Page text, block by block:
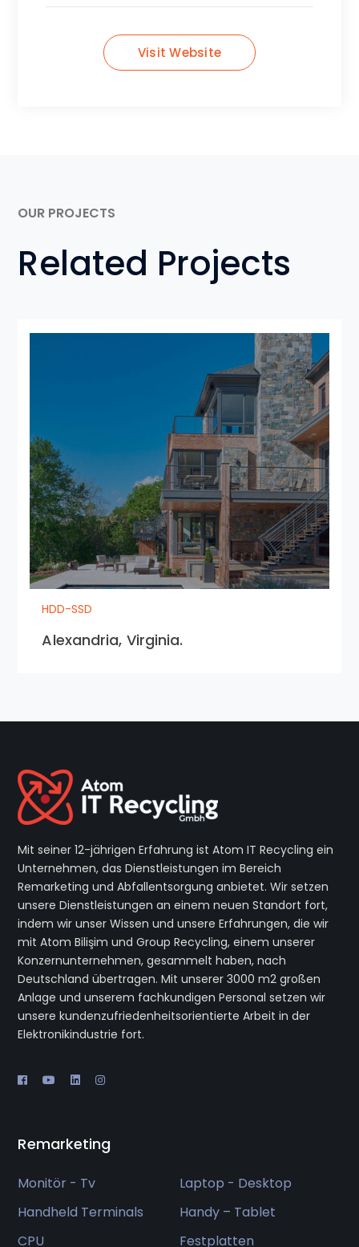
Visit Website
OUR PROJECTS
Related Projects
HDD-SSD
Alexandria, Virginia.
Mit seiner 12-jährigen Erfahrung ist Atom IT Recycling ein
Unternehmen, das Dienstleistungen im Bereich
Remarketing und Abfallentsorgung anbietet. Wir setzen
unsere Dienstleistungen an einem neuen Standort fort,
indem wir unser Wissen und unsere Erfahrungen, die wir
mit Atom Bilişim und Group Recycling, einem unserer
Konzernunternehmen, gesammelt haben, nach
Deutschland übertragen. Mit unserer 3000 m2 großen
Anlage und unserem fachkundigen Personal setzen wir
unsere kundenzufriedenheitsorientierte Arbeit in der
Elektronikindustrie fort.
Remarketing
Monitör - Tv
Laptop - Desktop
Handheld Terminals
Handy – Tablet
CPU
Festplatten